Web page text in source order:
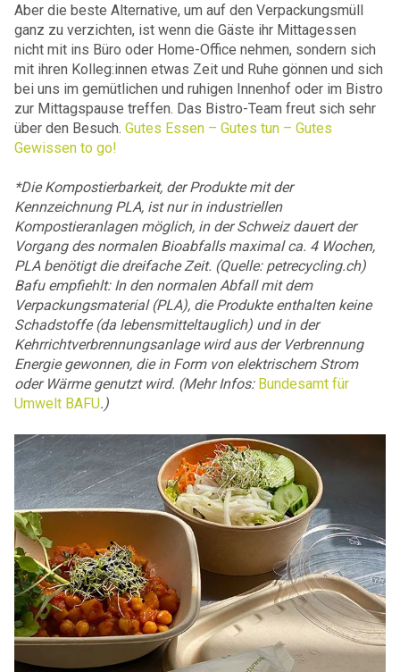
Aber die beste Alternative, um auf den Verpackungsmüll
ganz zu verzichten, ist wenn die Gäste ihr Mittagessen
nicht mit ins Büro oder Home-Office nehmen, sondern sich
mit ihren Kolleg:innen etwas Zeit und Ruhe gönnen und sich
bei uns im gemütlichen und ruhigen Innenhof oder im Bistro
zur Mittagspause treffen. Das Bistro-Team freut sich sehr
über den Besuch. Gutes Essen – Gutes tun – Gutes
Gewissen to go!
*Die Kompostierbarkeit, der Produkte mit der
Kennzeichnung PLA, ist nur in industriellen
Kompostieranlagen möglich, in der Schweiz dauert der
Vorgang des normalen Bioabfalls maximal ca. 4 Wochen,
PLA benötigt die dreifache Zeit. (Quelle: petrecycling.ch)
Bafu empfiehlt: In den normalen Abfall mit dem
Verpackungsmaterial (PLA), die Produkte enthalten keine
Schadstoffe (da lebensmitteltauglich) und in der
Kehrrichtverbrennungsanlage wird aus der Verbrennung
Energie gewonnen, die in Form von elektrischem Strom
oder Wärme genutzt wird. (Mehr Infos:Bundesamt für
Umwelt BAFU.)